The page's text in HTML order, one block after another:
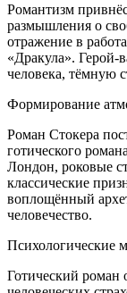
Романтизм
размышления о
отражение в
«Дракула». Герой-
человека, тёмную
Формирование
Роман Стокера
готического
Лондон, роковые
классические
воплощённый
человечество.
Психологические
Готический роман